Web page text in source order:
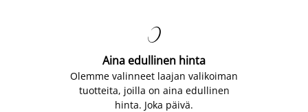

Aina edullinen hinta
Olemme valinneet laajan valikoiman
tuotteita, joilla on aina edullinen
hinta. Joka päivä.